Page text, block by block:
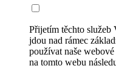
Přijetím těchto služeb
jdou nad rámec
používat naše
na tomto webu